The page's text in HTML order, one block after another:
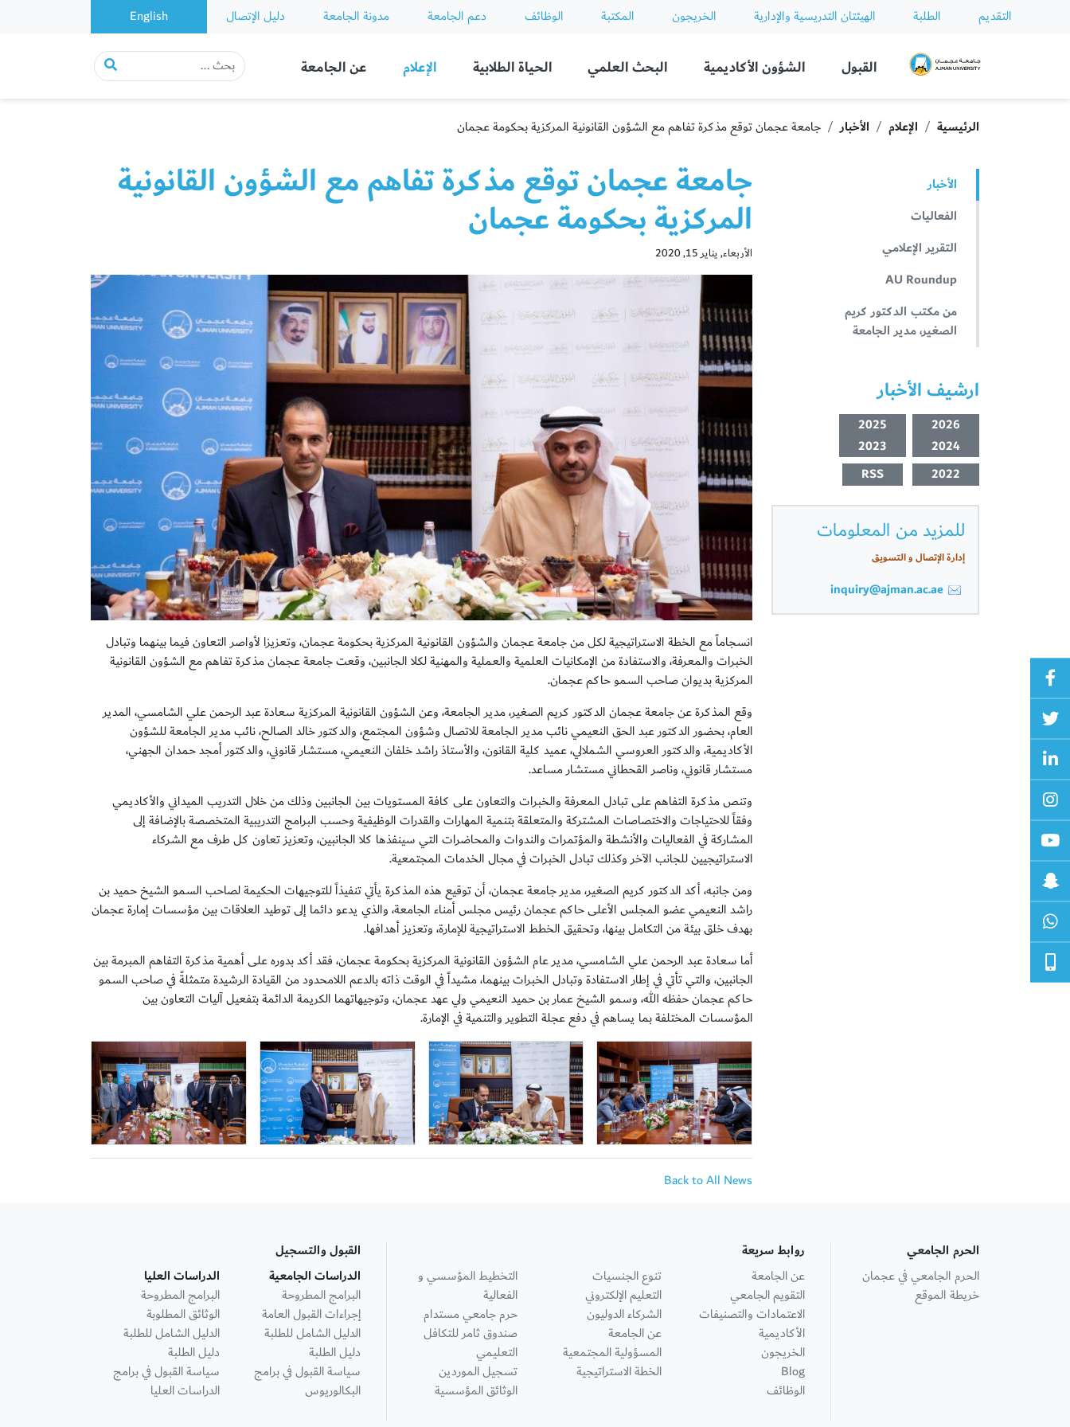
التقديم الطلبة الهيئتان التدريسية والإدارية الخريجون المكتبة الوظائف دعم الجامعة مدونة الجامعة دليل الإتصال English
Ajman University
القبول الشؤون الأكاديمية البحث العلمي الحياة الطلابية الإعلام عن الجامعة
الرئيسية الإعلام الأخبار جامعة عجمان توقع مذكرة تفاهم مع الشؤون القانونية المركزية بحكومة عجمان
الأخبار
الفعاليات
التقرير الإعلامي
AU Roundup
من مكتب الدكتور كريم
الصغير، مدير الجامعة
ارشيف الأخبار
2026
2025
2024
2023
2022
RSS
للمزيد من المعلومات
إدارة الإتصال و التسويق
inquiry@ajman.ac.ae
جامعة عجمان توقع مذكرة تفاهم مع الشؤون القانونية
المركزية بحكومة عجمان
الأربعاء, يناير 15, 2020
انسجاماً مع الخطة الاستراتيجية لكل من جامعة عجمان والشؤون القانونية المركزية بحكومة عجمان، وتعزيزا لأواصر التعاون فيما بينهما وتبادل
الخبرات والمعرفة، والاستفادة من الإمكانيات العلمية والعملية والمهنية لكلا الجانبين، وقعت جامعة عجمان مذكرة تفاهم مع الشؤون القانونية
المركزية بديوان صاحب السمو حاكم عجمان.
وقع المذكرة عن جامعة عجمان الدكتور كريم الصغير، مدير الجامعة، وعن الشؤون القانونية المركزية سعادة عبد الرحمن علي الشامسي، المدير
العام، بحضور الدكتور عبد الحق النعيمي نائب مدير الجامعة للاتصال وشؤون المجتمع، والدكتور خالد الصالح، نائب مدير الجامعة للشؤون
الأكاديمية، والدكتور العروسي الشملالي، عميد كلية القانون، والأستاذ راشد خلفان النعيمي، مستشار قانوني، والدكتور أمجد حمدان الجهني،
مستشار قانوني، وناصر القحطاني مستشار مساعد.
وتنص مذكرة التفاهم على تبادل المعرفة والخبرات والتعاون على كافة المستويات بين الجانبين وذلك من خلال التدريب الميداني والأكاديمي
وفقاً للاحتياجات والاختصاصات المشتركة والمتعلقة بتنمية المهارات والقدرات الوظيفية وحسب البرامج التدريبية المتخصصة بالإضافة إلى
المشاركة في الفعاليات والأنشطة والمؤتمرات والندوات والمحاضرات التي سينفذها كلا الجانبين، وتعزيز تعاون كل طرف مع الشركاء
الاستراتيجيين للجانب الآخر وكذلك تبادل الخبرات في مجال الخدمات المجتمعية.
ومن جانبه، أكد الدكتور كريم الصغير، مدير جامعة عجمان، أن توقيع هذه المذكرة يأتي تنفيذاً للتوجيهات الحكيمة لصاحب السمو الشيخ حميد بن
راشد النعيمي عضو المجلس الأعلى حاكم عجمان رئيس مجلس أمناء الجامعة، والذي يدعو دائما إلى توطيد العلاقات بين مؤسسات إمارة عجمان
بهدف خلق بيئة من التكامل بينها، وتحقيق الخطط الاستراتيجية للإمارة، وتعزيز أهدافها.
أما سعادة عبد الرحمن علي الشامسي، مدير عام الشؤون القانونية المركزية بحكومة عجمان، فقد أكد بدوره على أهمية مذكرة التفاهم المبرمة بين
الجانبين، والتي تأتي في إطار الاستفادة وتبادل الخبرات بينهما، مشيداً في الوقت ذاته بالدعم اللامحدود من القيادة الرشيدة متمثلةً في صاحب السمو
حاكم عجمان حفظه الله، وسمو الشيخ عمار بن حميد النعيمي ولي عهد عجمان، وتوجيهاتهما الكريمة الدائمة بتفعيل آليات التعاون بين
المؤسسات المختلفة بما يساهم في دفع عجلة التطوير والتنمية في الإمارة.
Back to All News
الحرم الجامعي
الحرم الجامعي في عجمان
خريطة الموقع
روابط سريعة
عن الجامعة
التقويم الجامعي
الاعتمادات والتصنيفات
الأكاديمية
الخريجون
Blog
الوظائف
تنوع الجنسيات
التعليم الإلكتروني
الشركاء الدوليون
عن الجامعة
المسؤولية المجتمعية
الخطة الاستراتيجية
التخطيط المؤسسي و
الفعالية
حرم جامعي مستدام
صندوق ثامر للتكافل
التعليمي
تسجيل الموردين
الوثائق المؤسسية
القبول والتسجيل
الدراسات الجامعية
البرامج المطروحة
إجراءات القبول العامة
الدليل الشامل للطلبة
دليل الطلبة
سياسة القبول في برامج
البكالوريوس
الدراسات العليا
البرامج المطروحة
الوثائق المطلوبة
الدليل الشامل للطلبة
دليل الطلبة
سياسة القبول في برامج
الدراسات العليا